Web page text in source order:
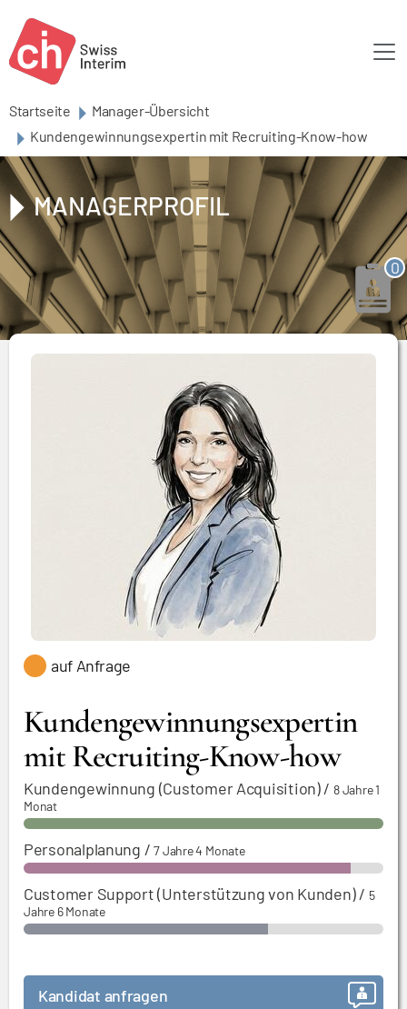
Startseite
Manager-Übersicht
Kundengewinnungsexpertin mit Recruiting-Know-how
MANAGERPROFIL
0
auf Anfrage
Kundengewinnungsexpertin
mit Recruiting-Know-how
Kundengewinnung (Customer Acquisition)/ 8 Jahre 1
Monat
Personalplanung /7 Jahre 4 Monate
Customer Support (Unterstützung von Kunden)/ 5
Jahre 6 Monate
Kandidat anfragen